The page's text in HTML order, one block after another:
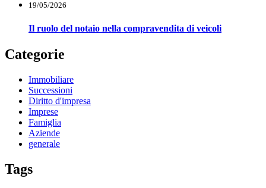
19/05/2026
Il ruolo del notaio nella compravendita di veicoli
Categorie
Immobiliare
Successioni
Diritto d'impresa
Imprese
Famiglia
Aziende
generale
Tags